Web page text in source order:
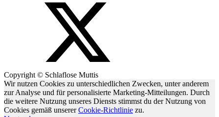
Copyright © Schlaflose Muttis
Wir nutzen Cookies zu unterschiedlichen Zwecken, unter anderem
zur Analyse und für personalisierte Marketing-Mitteilungen. Durch
die weitere Nutzung unseres Diensts stimmst du der Nutzung von
Cookies gemäß unsererCookie-Richtlinie zu.